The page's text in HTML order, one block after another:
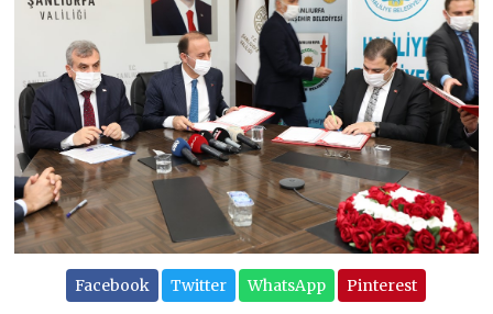
Facebook Twitter WhatsApp Pinterest